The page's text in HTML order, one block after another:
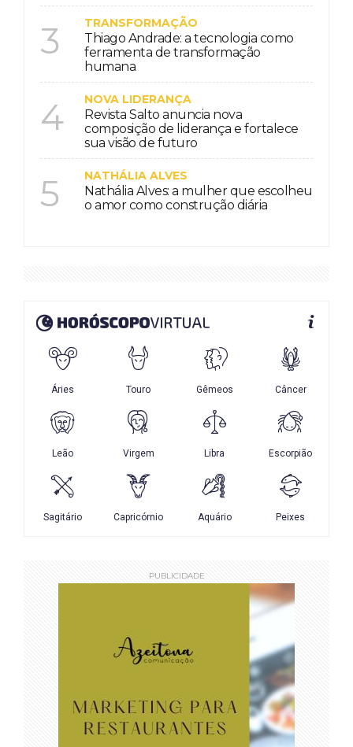
3 TRANSFORMAÇÃO
Thiago Andrade: a tecnologia como
ferramenta de transformação
humana
4 NOVA LIDERANÇA
Revista Salto anuncia nova
composição de liderança e fortalece
sua visão de futuro
5 NATHÁLIA ALVES
Nathália Alves: a mulher que escolheu
o amor como construção diária
PUBLICIDADE